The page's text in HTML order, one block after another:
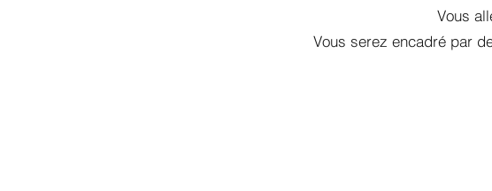
Vous
Vous serez encadré par